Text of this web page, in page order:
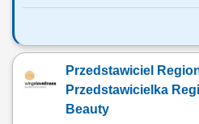
Twój zakres obowiązków Aktywne
marki KIA dla firm. Budowanie
Kompleksowe prowadzenie procesu
kontaktu po finalizację umowy i
Przedstawiciel
Przedstawicielka
Beauty